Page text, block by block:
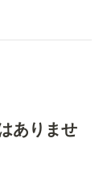
ありませ